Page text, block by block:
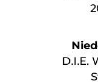
D.I.E.